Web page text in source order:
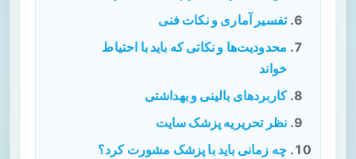
تفسیر آماری و نکات فنی
محدودیت‌ها و نکاتی که باید با احتیاط
خواند
کاربردهای بالینی و بهداشتی
نظر تحریریه پزشک سایت
چه زمانی باید با پزشک مشورت کرد؟